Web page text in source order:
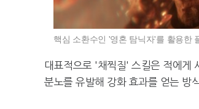
핵심 소환수인 '영혼 탐닉자'를 활용한
대표적으로 '채찍질' 스킬은 적에게
분노를 유발해 강화 효과를 얻는 방